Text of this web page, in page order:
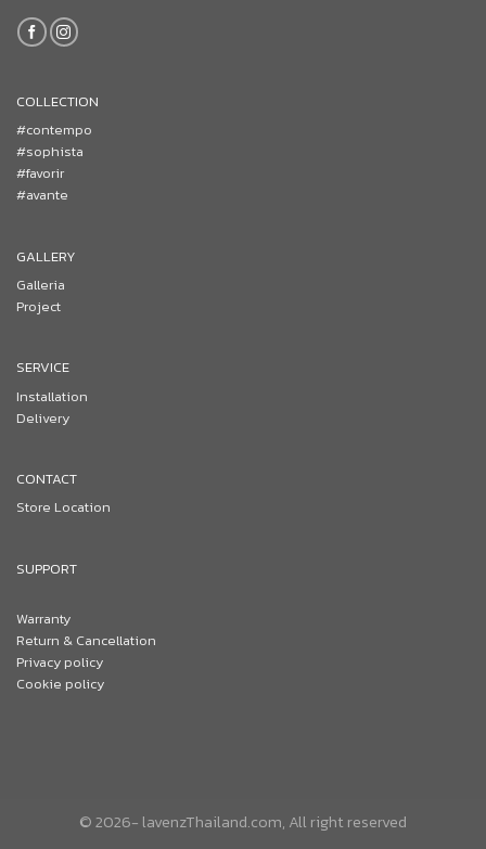
COLLECTION
#contempo
#sophista
#favorir
#avante
GALLERY
Galleria
Project
SERVICE
Installation
Delivery
CONTACT
Store Location
SUPPORT
Warranty
Return & Cancellation
Privacy policy
Cookie policy
© 2026- lavenzThailand.com, All right reserved